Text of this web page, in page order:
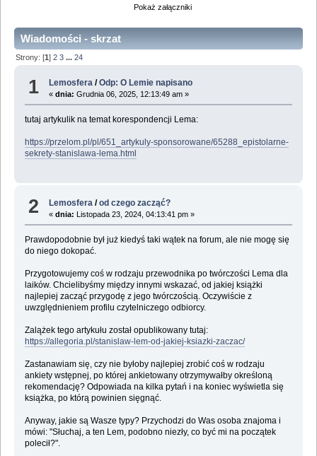
Pokaż załączniki
Wiadomości - skrzat
Strony: [1]2 3 ...24
1 Lemosfera /Odp: O Lemie napisano
«dnia: Grudnia 06, 2025, 12:13:49 am »
tutaj artykulik na temat korespondencji Lema:
https://przelom.pl/pl/651_artykuly-sponsorowane/65288_epistolarne-
sekrety-stanislawa-lema.html
2 Lemosfera /od czego zacząć?
«dnia: Listopada 23, 2024, 04:13:41 pm »
Prawdopodobnie był już kiedyś taki wątek na forum, ale nie mogę się
do niego dokopać.
Przygotowujemy coś w rodzaju przewodnika po twórczości Lema dla
laików. Chcielibyśmy między innymi wskazać, od jakiej książki
najlepiej zacząć przygodę z jego twórczością. Oczywiście z
uwzględnieniem profilu czytelniczego odbiorcy.
Zalążek tego artykułu został opublikowany tutaj:
https://allegoria.pl/stanislaw-lem-od-jakiej-ksiazki-zaczac/
Zastanawiam się, czy nie byłoby najlepiej zrobić coś w rodzaju
ankiety wstępnej, po której ankietowany otrzymywałby określoną
rekomendację? Odpowiada na kilka pytań i na koniec wyświetla się
książka, po którą powinien sięgnąć.
Anyway, jakie są Wasze typy? Przychodzi do Was osoba znajoma i
mówi: "Słuchaj, a ten Lem, podobno niezły, co być mi na początek
polecił?".